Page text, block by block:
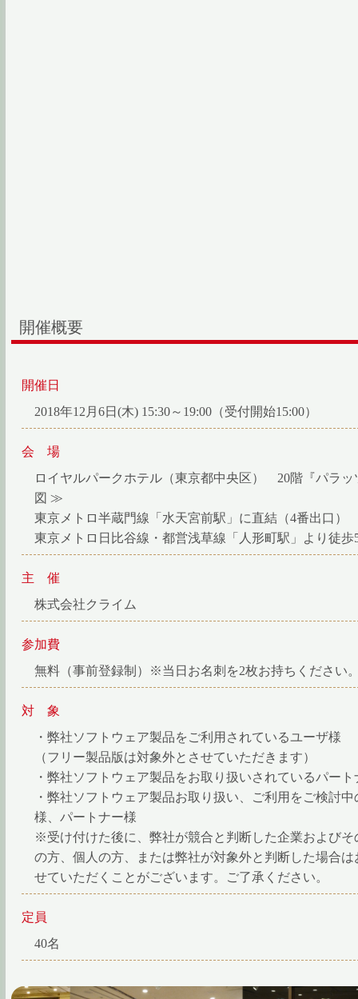
開催概要
開催日
2018年12月6日(木) 15:30～19:00（受付開始15:00）
会 場
ロイヤルパークホテル（東京都中央区） 20階『パラッ
図 ≫
東京メトロ半蔵門線「水天宮前駅」に直結（4番出口）
東京メトロ日比谷線・都営浅草線「人形町駅」より徒歩
主 催
株式会社クライム
参加費
無料（事前登録制）※当日お名刺を2枚お持ちください
対 象
・弊社ソフトウェア製品をご利用されているユーザ様
（フリー製品版は対象外とさせていただきます）
・弊社ソフトウェア製品をお取り扱いされているパート
・弊社ソフトウェア製品お取り扱い、ご利用をご検討中
様、パートナー様
※受け付けた後に、弊社が競合と判断した企業およびそ
の方、個人の方、または弊社が対象外と判断した場合は
せていただくことがございます。ご了承ください。
定員
40名